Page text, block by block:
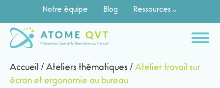
Notre équipe Blog Ressources
Accueil / Ateliers thématiques / Atelier travail sur
écran et ergonomie au bureau